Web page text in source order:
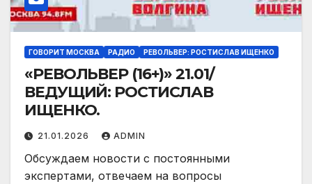
ГОВОРИТ МОСКВА РАДИО РЕВОЛЬВЕР: РОСТИСЛАВ ИЩЕНКО
«РЕВОЛЬВЕР (16+)» 21.01/
ВЕДУЩИЙ: РОСТИСЛАВ
ИЩЕНКО.
21.01.2026 ADMIN
Обсуждаем новости с постоянными
экспертами, отвечаем на вопросы